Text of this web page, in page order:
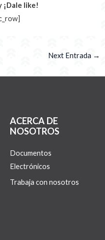
¡Dale like!
Next Entrada →
ACERCA DE
NOSOTROS
Documentos
Electrónicos
Trabaja con nosotros